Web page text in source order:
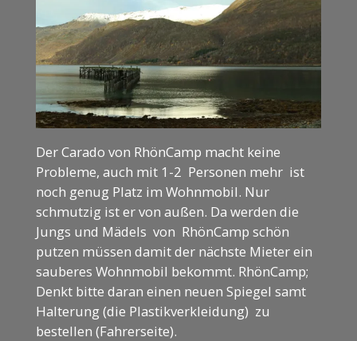
Der Carado von RhönCamp macht keine
Probleme, auch mit 1-2 Personen mehr ist
noch genug Platz im Wohnmobil. Nur
schmutzig ist er von außen. Da werden die
Jungs und Mädels von RhönCamp schön
putzen müssen damit der nächste Mieter ein
sauberes Wohnmobil bekommt. RhönCamp;
Denkt bitte daran einen neuen Spiegel samt
Halterung (die Plastikverkleidung) zu
bestellen (Fahrerseite).